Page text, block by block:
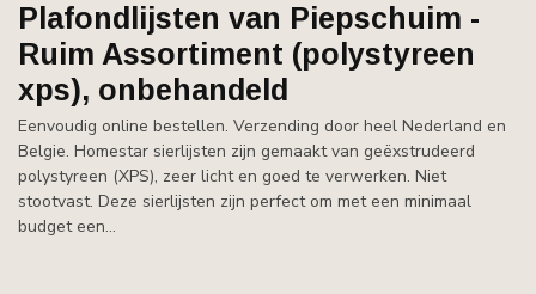
Plafondlijsten van Piepschuim -
Ruim Assortiment (polystyreen
xps), onbehandeld
Eenvoudig online bestellen. Verzending door heel Nederland en
Belgie. Homestar sierlijsten zijn gemaakt van geëxstrudeerd
polystyreen (XPS), zeer licht en goed te verwerken. Niet
stootvast. Deze sierlijsten zijn perfect om met een minimaal
budget een...